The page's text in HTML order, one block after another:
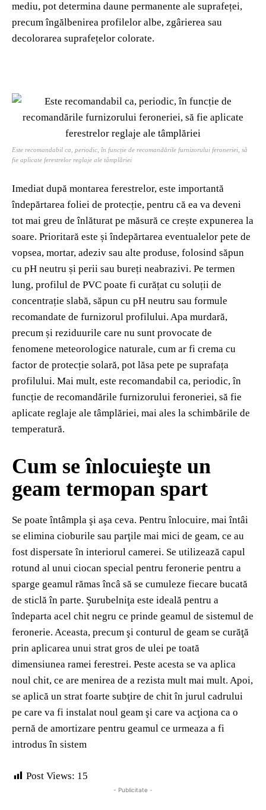
mediu, pot determina daune permanente ale suprafeței,
precum îngălbenirea profilelor albe, zgârierea sau
decolorarea suprafețelor colorate.
Este recomandabil ca, periodic, în funcție de recomandările furnizorului feroneriei, să
fie aplicate ferestrelor reglaje ale tâmplăriei
Imediat după montarea ferestrelor, este importantă
îndepărtarea foliei de protecție, pentru că ea va deveni
tot mai greu de înlăturat pe măsură ce crește expunerea la
soare. Prioritară este și îndepărtarea eventualelor pete de
vopsea, mortar, adeziv sau alte produse, folosind săpun
cu pH neutru și perii sau bureți neabrazivi. Pe termen
lung, profilul de PVC poate fi curățat cu soluții de
concentrație slabă, săpun cu pH neutru sau formule
recomandate de furnizorul profilului. Apa murdară,
precum și reziduurile care nu sunt provocate de
fenomene meteorologice naturale, cum ar fi crema cu
factor de protecție solară, pot lăsa pete pe suprafața
profilului. Mai mult, este recomandabil ca, periodic, în
funcție de recomandările furnizorului feroneriei, să fie
aplicate reglaje ale tâmplăriei, mai ales la schimbările de
temperatură.
Cum se înlocuieşte un
geam termopan spart
Se poate întâmpla şi aşa ceva. Pentru înlocuire, mai întâi
se elimina cioburile sau parţile mai mici de geam, ce au
fost dispersate în interiorul camerei. Se utilizează capul
rotund al unui ciocan special pentru feronerie pentru a
sparge geamul rămas încâ să se cumuleze fiecare bucată
de sticlă în parte. Şurubelniţa este ideală pentru a
îndeparta acel chit negru ce prinde geamul de sistemul de
feronerie. Aceasta, precum şi conturul de geam se curăţă
prin aplicarea unui strat gros de ulei pe toată
dimensiunea ramei ferestrei. Peste acesta se va aplica
noul chit, ce are menirea de a rezista mult mai mult. Apoi,
se aplică un strat foarte subţire de chit în jurul cadrului
pe care va fi instalat noul geam şi care va acţiona ca o
pernă de amortizare pentru geamul ce urmeaza a fi
introdus în sistem
Post Views: 15
- Publicitate -